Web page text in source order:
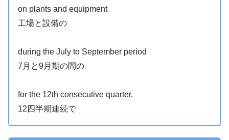
on plants and equipment
工場と設備の
during the July to September period
7月と9月期の間の
for the 12th consecutive quarter.
12四半期連続で